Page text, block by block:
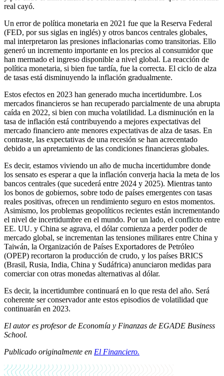
real cayó.
Un error de política monetaria en 2021 fue que la Reserva Federal
(FED, por sus siglas en inglés) y otros bancos centrales globales,
mal interpretaron las presiones inflacionarias como transitorias. Ello
generó un incremento importante en los precios al consumidor que
han mermado el ingreso disponible a nivel global. La reacción de
política monetaria, si bien fue tardía, fue la correcta. El ciclo de alza
de tasas está disminuyendo la inflación gradualmente.
Estos efectos en 2023 han generado mucha incertidumbre. Los
mercados financieros se han recuperado parcialmente de una abrupta
caída en 2022, si bien con mucha volatilidad. La disminución en la
tasa de inflación está contribuyendo a mejores expectativas del
mercado financiero ante menores expectativas de alza de tasas. En
contraste, las expectativas de una recesión se han acrecentado
debido a un apretamiento de las condiciones financieras globales.
Es decir, estamos viviendo un año de mucha incertidumbre donde
los sensato es esperar a que la inflación converja hacia la meta de los
bancos centrales (que sucederá entre 2024 y 2025). Mientras tanto
los bonos de gobiernos, sobre todo de países emergentes con tasas
reales positivas, ofrecen un rendimiento seguro en estos momentos.
Asimismo, los problemas geopolíticos recientes están incrementando
el nivel de incertidumbre en el mundo. Por un lado, el conflicto entre
EE. UU. y China se agrava, el dólar comienza a perder poder de
mercado global, se incrementan las tensiones militares entre China y
Taiwán, la Organización de Países Exportadores de Petróleo
(OPEP) recortaron la producción de crudo, y los países BRICS
(Brasil, Rusia, India, China y Sudáfrica) anunciaron medidas para
comerciar con otras monedas alternativas al dólar.
Es decir, la incertidumbre continuará en lo que resta del año. Será
coherente ser conservador ante estos episodios de volatilidad que
continuarán en 2023.
El autor es profesor de Economía y Finanzas de EGADE Business
School.
Publicado originalmente en El Financiero.